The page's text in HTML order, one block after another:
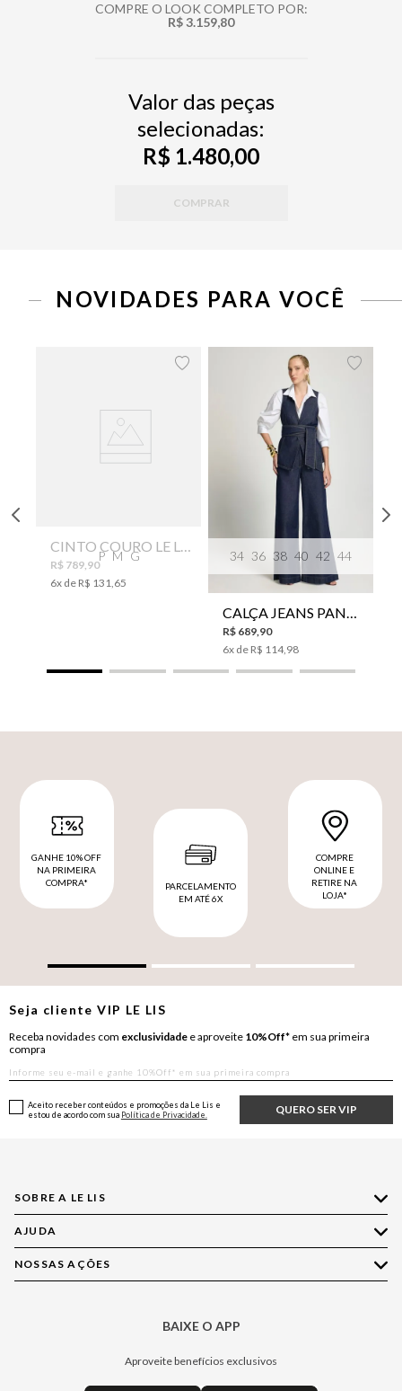
COMPRE O LOOK COMPLETO POR:
R$ 3.159,80
Valor das peças
selecionadas:
R$ 1.480,00
COMPRAR
NOVIDADES PARA VOCÊ
P M G
CINTO COURO LE LIS SUKI FEMININO
R$ 789,90
6x de R$ 131,65
34 36 38 40 42 44
R$ 689 90
6x de R$ 114, 98
GANHE 10% OFF
NA PRIMEIRA
COMPRA*
PARCELAMENTO
EM ATÉ 6X
COMPRE
ONLINE E
RETIRE NA
LOJA*
Seja clienteVIP LE LIS
Receba novidades com exclusividade e aproveite 10%Off* em sua primeira
compra
QUERO SER VIP
Aceito receber conteúdos e promoções da Le Lis e
estou de acordo com sua Política de Privacidade.
SOBRE A LE LIS
Quem Somos
Nossas Lojas
Política de Privacidade
AJUDA
Compre pelo WhatsApp
Central de Relacionamento
NOSSAS AÇÕES
BAIXE O APP
Aproveite benefícios exclusivos